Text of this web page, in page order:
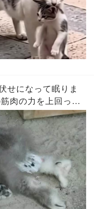
。その姿を見て、
取りで人ごみの中
翌日…（続）
せになって眠りま
肉の力を上回って
支えられないので
は大人のようにま
のではなく、お腹
状態で、足をぎゅ
ます..（続）